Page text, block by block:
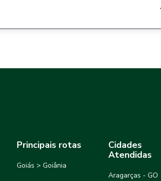
Principais rotas
Goiás > Goiânia
Cidades
Atendidas
Aragarças - GO